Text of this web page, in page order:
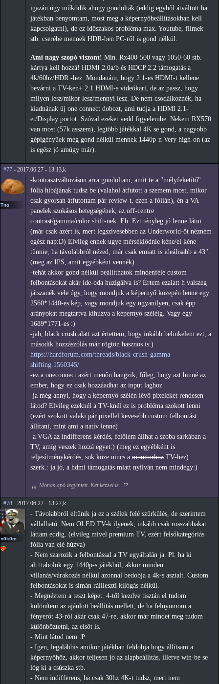
igazán úgy működik ahogy gondolták (eddig egyből átváltott ha
játékban benyomtam, most meg a képernyőbeállításokban kell
kapcsolgatni), de ez időszakos probléma max. Youtube, filmek
stb. cserébe mennek HDR-ben PC-ről is gond nélkül.
Ami nagy szopó viszont! Min. Rx400-500 vagy 1050-60 stb.
kártya kell hozzá! HDMI 2.0a/b és HDCP 2.2 támogatás a
4k/60hz/HDR -hez. Mondanám, hogy 2.1-es HDMI-t kellene
bevárni a TV-ken+ 2.1 HDMI-s videókari, de az passz, hogy
milyen lesz/mikor lesz/mennyi lesz. De nem csodálkoznék, ha
kiadnának új one connect dobozt, ami tudja a HDMI 2.1-
et/Display portot. Szóval ezeket vedd figyelembe. Nekem RX570
van most (57k asszem), legtöbb játékkal 4K se gond, a nagyobb
gépigényűek meg gond nélkül mennek 1440p-n Very high-on (az
is egész jó amúgy már).
#77 - 2017.06.27 - 13:13,k
Tno
-kontrasztváltozáson arra gondoltam, amit te a "mélyfeketítő"
fólia hibájának tudsz be (valahol átfutott a szemem most, mikor
csak gyorsan átfutottam pár review-t, ezen a fólián), én a VA
panelek szokásos betegségének, az off-centre
contrast/gamma/color shift-nek. Eh. Ezt tényleg jó lenne látni...
(már csak azért is, mert legszívesebben az Underworld-öt nézném
egész nap:D) Elvileg ennek ugye mérséklődnie kéne/el kéne
tűnnie, ha távolabbról nézed, már csak emiatt is ideálisabb a 43".
(meg az IPS, amit egyébként vennék)
-tehát akkor gond nélkül beállíthatok mindenféle custom
felbontásokat akár ide-oda huzigálva is? Értem ezalatt h valszeg
játszanék vele úgy, hogy mondjuk a képernyő közepén lenne egy
2560*1440-es kép, vagy mondjuk egy ugyanilyen, csak épp
arányokat megtartva kihúzva a képernyő széléig. Vagy egy
1689*1771-es :)
-jah, black crush alatt azt értettem, hogy inkább belinkelem ezt, a
második hozzászólás már rögtön hasznos is:)
https://hardforum.com/threads/black-crush-gamma-
shifting.1560345/
-ez a oneconnect azért menőn hangzik, főleg, hogy azt hinné az
ember, hogy ez csak hozzáadhat az input laghoz
-ja még annyi, hogy a képernyő szélén lévő pixeleket rendesen
látod? Elvileg ezeknél a TV-knél ez is probléma szokott lenni
(ezért szokott valaki pár pixellel kevesebb custom felbontást
állítani, mint ami a natív lenne)
-a VGA az indifferens kérdés, felőlem állhat a szoba sarkában a
TV, amíg veszek hozzá egyet:) (meg ez egyébként is
teljesítménykérdés, sok köze nincs a monitorhoz TV-hez)
szerk.: ja jó, a hdmi támogatás miatt nyilván nem mindegy:)
Monas apó legyintett. Két kézzel is.
#78 - 2017.06.27 - 13:27,k
n0k0m
- Távolabbról eltűnik ja ez a szélek felé szürkülés, de szerintem
vállalható. Nem OLED TV-k ilyenek, inkább csak rosszabbakat
láttam eddig. (elvileg mivel premium TV, ezért felsőkategóriás
fólia van elé húzva)
- Nem szarozik a felbontással a TV egyáltalán ja. Pl. ha ki
alt+tabolok egy 1440p-s játékból, akkor minden
villanás/várakozás nélkül azonnal bedobja a 4k-s asztalt. Custom
felbontásokat is simán ráilleszti kilógás nélkül.
- Megnéztem a teszt képet. 4-től kezdve tisztán el tudom
különíteni az ajánlott beállítás mellett, de ha felnyomom a
fényerőt 43-ról akár csak 47-re, akkor már mindet meg tudom
különböztetni, az elsőt is.
- Mint látod nem :P
- Igen, legalábbis amikor játékban feldobja hogy állítsam a
képernyőhöz, akkor teljesen jó az alapbeállítás, illetve win-be se
lóg ki a csúszka stb.
- Nem indifferens, ha csak 30hz 4K-t tudsz, mert nem